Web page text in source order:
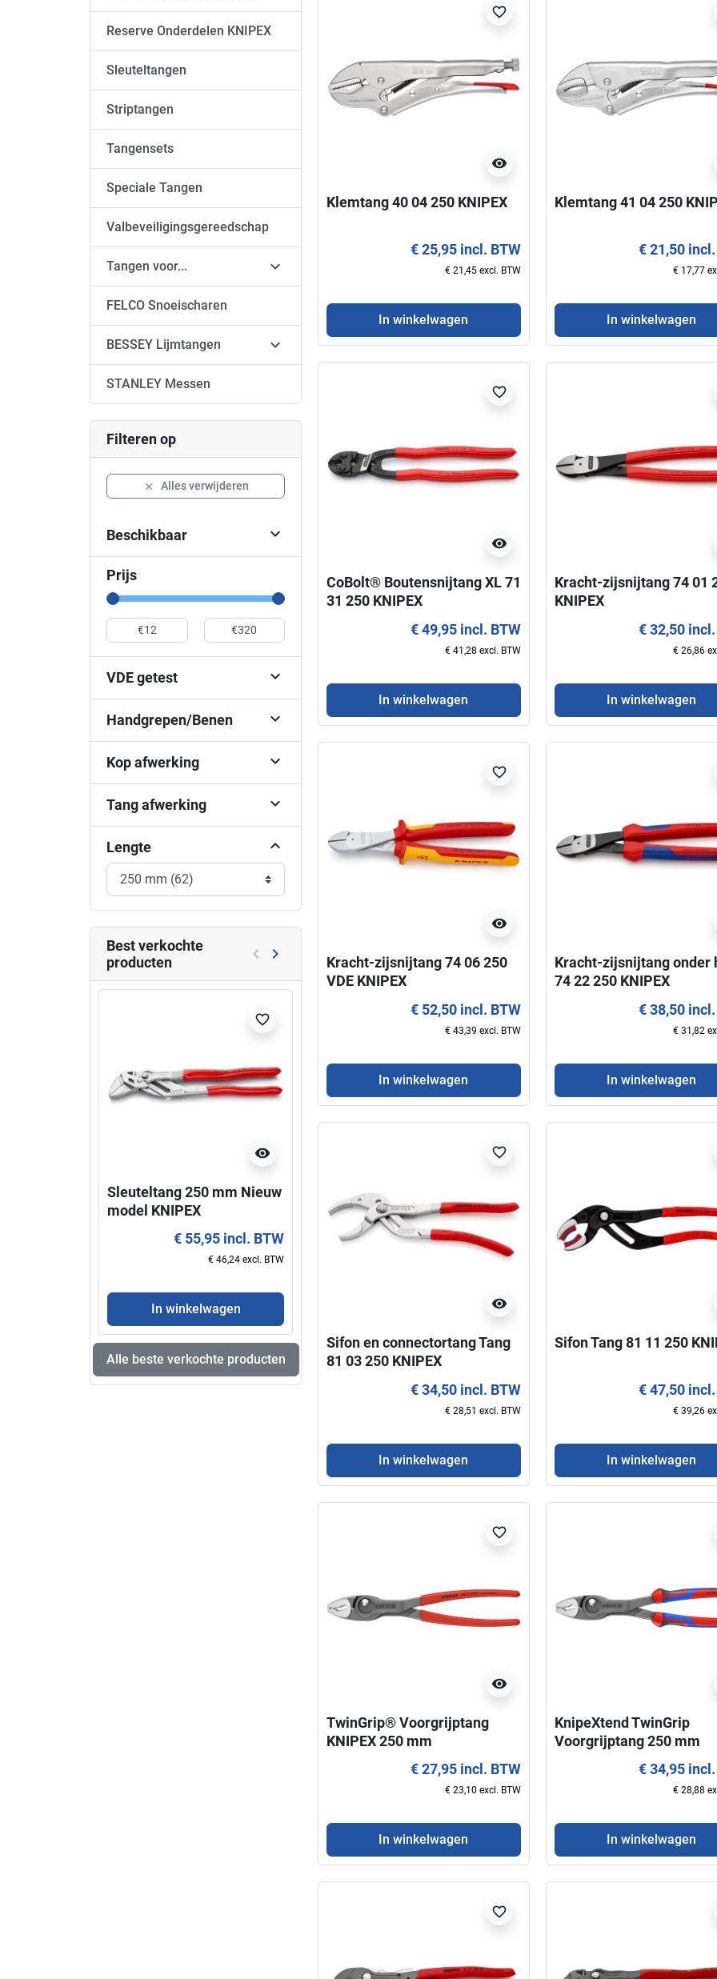
Reserve Onderdelen KNIPEX
Sleuteltangen
Striptangen
Tangensets
Speciale Tangen
Valbeveiligingsgereedschap
Tangen voor... 
FELCO Snoeischaren
BESSEY Lijmtangen 
STANLEY Messen
Filteren op
 Alles verwijderen
Beschikbaar 
Prijs
VDE getest 
Handgrepen/Benen 
Kop afwerking 
Tang afwerking 
Lengte
Best verkochte
producten
Vorige
keyboard_arrow_left Volgende
keyboard_arrow_right
visibility
favorite_border
Sleuteltang 250 mm Nieuw
model KNIPEX
€ 55,95 incl. BTW
€ 46,24 excl. BTW
In winkelwagen
favorite_border
Super Knips® 78 03 125
KNIPEX
€ 19,95 incl. BTW
favorite_border
300 KNIPEX
€ 27,50 incl. BTW
Alle beste verkochte producten
visibility
favorite_border
Klemtang 40 04 250 KNIPEX
€ 25,95 incl. BTW
€ 21,45 excl. BTW
In winkelwagen
Klemtang 41 04 250
€ 21,50
€ 17,77
In winkelwagen
visibility
favorite_border
CoBolt® Boutensnijtang XL 71
31 250 KNIPEX
€ 49,95 incl. BTW
€ 41,28 excl. BTW
In winkelwagen
Kracht-zijsnijtang 74 01
KNIPEX
€ 32,50
€ 26,86
In winkelwagen
visibility
favorite_border
Kracht-zijsnijtang 74 06 250
VDE KNIPEX
€ 52,50 incl. BTW
€ 43,39 excl. BTW
In winkelwagen
Kracht-zijsnijtang onder
74 22 250 KNIPEX
€ 38,50
€ 31,82
In winkelwagen
visibility
favorite_border
Sifon en connectortang Tang
81 03 250 KNIPEX
€ 34,50 incl. BTW
€ 28,51 excl. BTW
In winkelwagen
Sifon Tang 81 11 250
€ 47,50
€ 39,26
In winkelwagen
visibility
favorite_border
TwinGrip® Voorgrijptang
KNIPEX 250 mm
€ 27,95 incl. BTW
€ 23,10 excl. BTW
In winkelwagen
KnipeXtend TwinGrip
Voorgrijptang 250 mm
€ 34,95
€ 28,88
In winkelwagen
favorite_border